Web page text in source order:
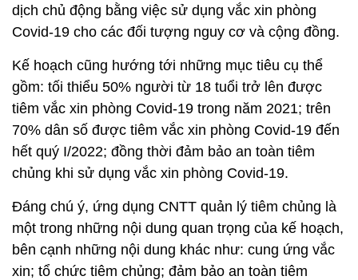
dịch chủ động bằng việc sử dụng vắc xin phòng
Covid-19 cho các đối tượng nguy cơ và cộng đồng.
Kế hoạch cũng hướng tới những mục tiêu cụ thể
gồm: tối thiểu 50% người từ 18 tuổi trở lên được
tiêm vắc xin phòng Covid-19 trong năm 2021; trên
70% dân số được tiêm vắc xin phòng Covid-19 đến
hết quý I/2022; đồng thời đảm bảo an toàn tiêm
chủng khi sử dụng vắc xin phòng Covid-19.
Đáng chú ý, ứng dụng CNTT quản lý tiêm chủng là
một trong những nội dung quan trọng của kế hoạch,
bên cạnh những nội dung khác như: cung ứng vắc
xin; tổ chức tiêm chủng; đảm bảo an toàn tiêm